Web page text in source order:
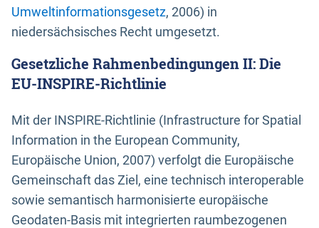
Umweltinformationsgesetz, 2006) in
niedersächsisches Recht umgesetzt.
Gesetzliche Rahmenbedingungen II: Die
EU-INSPIRE-Richtlinie
Mit der INSPIRE-Richtlinie (Infrastructure for Spatial
Information in the European Community,
Europäische Union, 2007) verfolgt die Europäische
Gemeinschaft das Ziel, eine technisch interoperable
sowie semantisch harmonisierte europäische
Geodaten-Basis mit integrierten raumbezogenen